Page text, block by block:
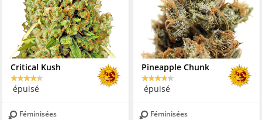
Critical Kush
épuisé
Féminisées
Pineapple Chunk
épuisé
Féminisées